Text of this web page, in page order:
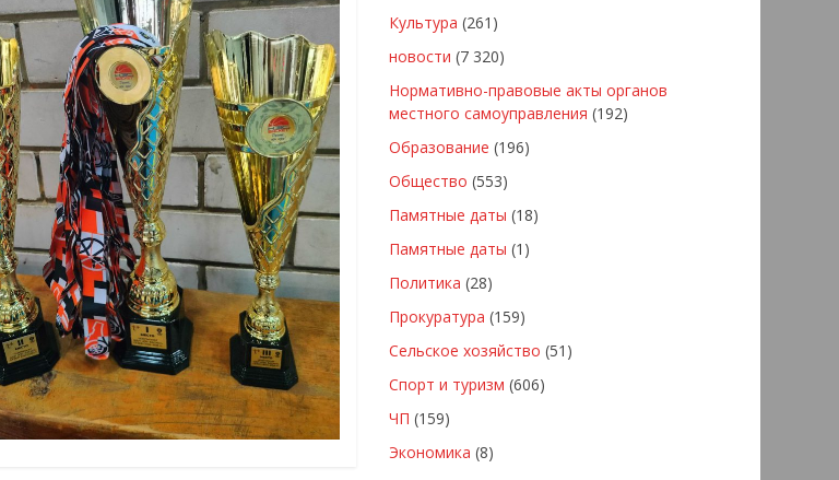
Культура (261)
новости (7 320)
Нормативно-правовые акты органов
местного самоуправления (192)
Образование (196)
Общество (553)
Памятные даты (18)
Памятные даты (1)
Политика (28)
Прокуратура (159)
Сельское хозяйство (51)
Спорт и туризм (606)
ЧП (159)
Экономика (8)